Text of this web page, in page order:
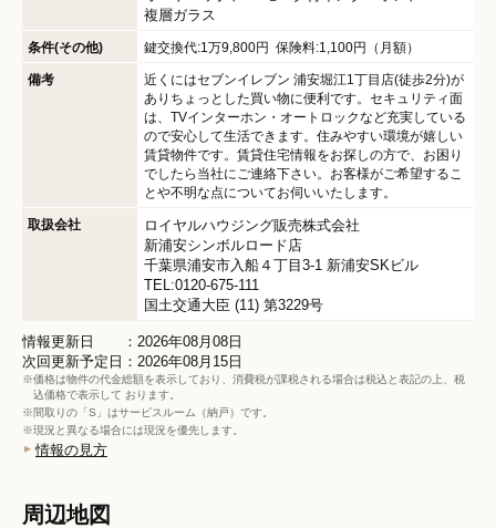
複層ガラス
条件(その他) 鍵交換代:1万9,800円 保険料:1,100円（月額）
備考
近くにはセブンイレブン 浦安堀江1丁目店(徒歩2分)が
ありちょっとした買い物に便利です。セキュリティ面
は、TVインターホン・オートロックなど充実している
ので安心して生活できます。住みやすい環境が嬉しい
賃貸物件です。賃貸住宅情報をお探しの方で、お困り
でしたら当社にご連絡下さい。お客様がご希望するこ
とや不明な点についてお伺いいたします。
取扱会社
ロイヤルハウジング販売株式会社
新浦安シンボルロード店
千葉県浦安市入船４丁目3-1 新浦安SKビル
TEL:0120-675-111
国土交通大臣 (11) 第3229号
情報更新日 ：2026年08月08日
次回更新予定日：2026年08月15日
※価格は物件の代金総額を表示しており、消費税が課税される場合は税込と表記の上、税
込価格で表示して おります。
※間取りの「S」はサービスルーム（納戸）です。
※現況と異なる場合には現況を優先します。
情報の見方
周辺地図